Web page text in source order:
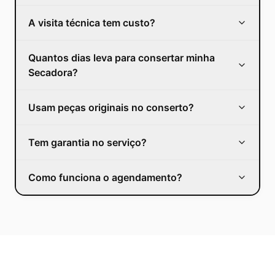
A visita técnica tem custo?
Quantos dias leva para consertar minha
Secadora?
Usam peças originais no conserto?
Tem garantia no serviço?
Como funciona o agendamento?